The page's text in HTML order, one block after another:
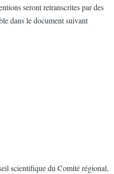
seront retranscrites par des
dans le document suivant
scientifique du Comité régional,